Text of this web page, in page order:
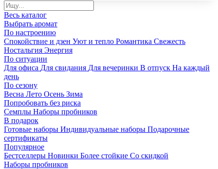
Весь каталог
Выбрать аромат
По настроению
Спокойствие и дзен Уют и тепло Романтика Свежесть
Ностальгия Энергия
По ситуации
Для офиса Для свидания Для вечеринки В отпуск На каждый
день
По сезону
Весна Лето Осень Зима
Попробовать без риска
Семплы Наборы пробников
В подарок
Готовые наборы Индивидуальные наборы Подарочные
сертификаты
Популярное
Бестселлеры Новинки Более стойкие Со скидкой
Наборы пробников